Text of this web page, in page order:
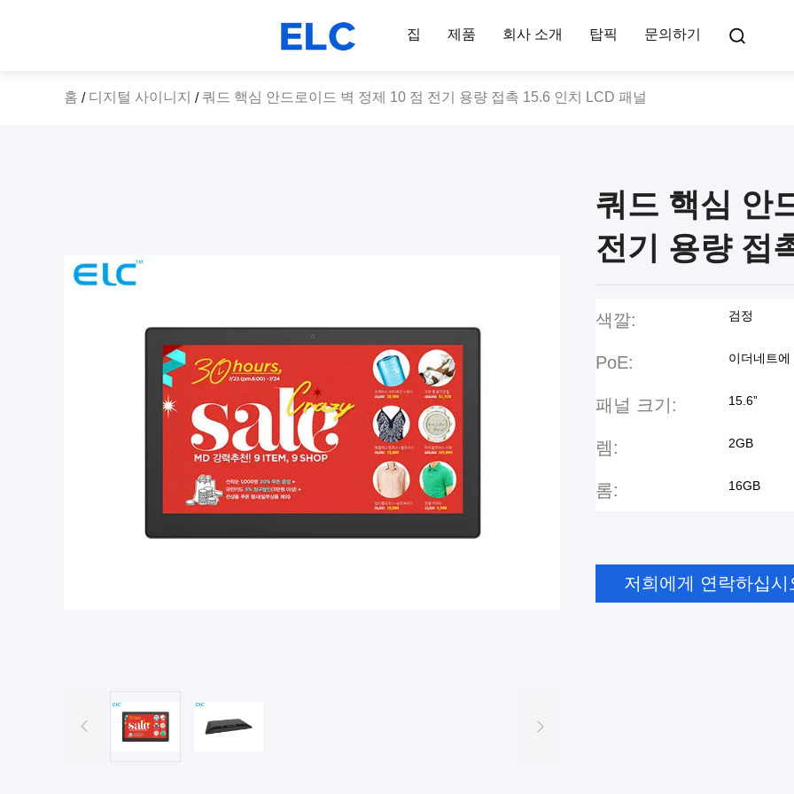
집 제품 회사 소개 탑픽 문의하기
홈 / 디지털 사이니지 / 쿼드 핵심 안드로이드 벽 정제 10 점 전기 용량 접촉 15.6 인치 LCD 패널
쿼드 핵심 안
전기 용량 접
색깔: 검정
PoE: 이더네트에
패널 크기: 15.6”
렘: 2GB
롬: 16GB
저희에게 연락하십시